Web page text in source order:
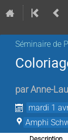
Séminaire de
parAnne-
mardi 1
Amphi